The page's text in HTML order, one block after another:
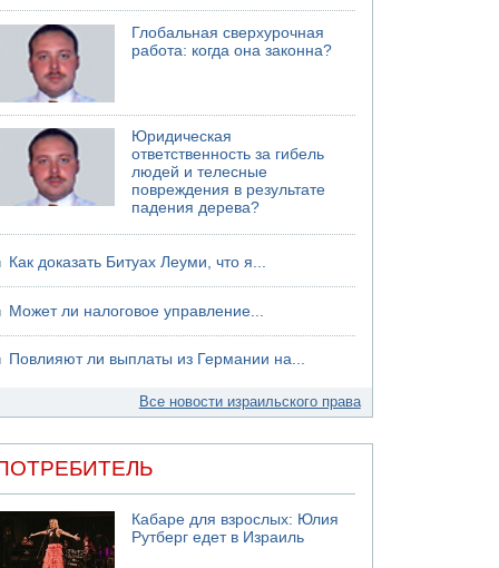
Глобальная сверхурочная
работа: когда она законна?
Юридическая
ответственность за гибель
людей и телесные
повреждения в результате
падения дерева?
Как доказать Битуах Леуми, что я...
Может ли налоговое управление...
Повлияют ли выплаты из Германии на...
Все новости израильского права
Кабаре для взрослых: Юлия
Рутберг едет в Израиль